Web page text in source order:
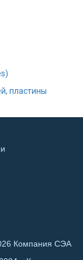
пластины
Компания СЭА